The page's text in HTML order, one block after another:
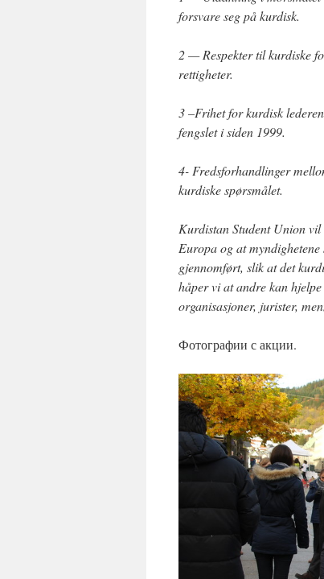
forsvare seg på kurdisk.
2 — Respekter til kurdiske
rettigheter.
3 –Frihet for kurdisk
fengslet i siden 1999.
4- Fredsforhandlinger
kurdiske spørsmålet.
Kurdistan Student Union
Europa og at
gjennomført, slik at det
håper vi at andre kan
organisasjoner, jurister,
Фотографии с акции.